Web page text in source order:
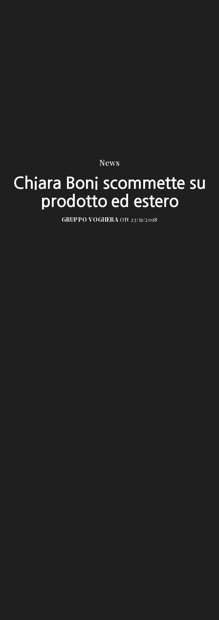
News
Chiara Boni scommette su
prodotto ed estero
GRUPPO VOGHERAON 23/11/2018